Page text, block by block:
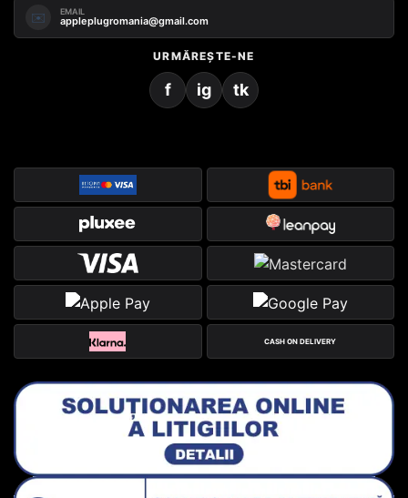
✉️ EMAIL
appleplugromania@gmail.com
URMĂREȘTE-NE
f ig tk
CASH ON DELIVERY